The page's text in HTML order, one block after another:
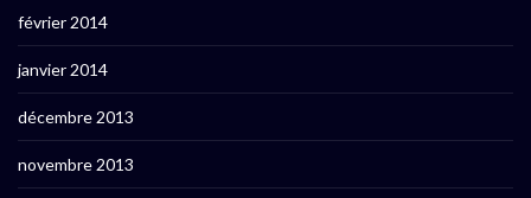
février 2014
janvier 2014
décembre 2013
novembre 2013